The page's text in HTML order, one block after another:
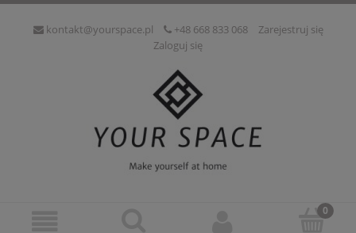
kontakt@yourspace.pl +48 668 833 068
Zarejestruj się
Zaloguj się